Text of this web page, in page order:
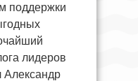
поддержки
лидеров
Александр